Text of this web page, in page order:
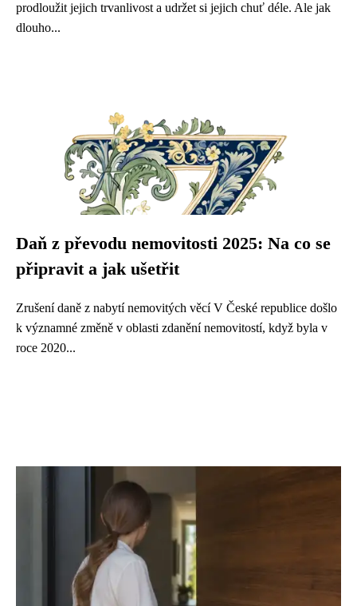
prodloužit jejich trvanlivost a udržet si jejich chuť déle. Ale jak
dlouho...
Daň z převodu nemovitosti 2025: Na co se
připravit a jak ušetřit
Zrušení daně z nabytí nemovitých věcí V České republice došlo
k významné změně v oblasti zdanění nemovitostí, když byla v
roce 2020...